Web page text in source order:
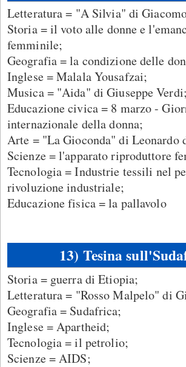
Letteratura = "A Silvia" di
Storia = il voto alle donne e
femminile;
Geografia = la condizione delle
Inglese = Malala Yousafzai;
Musica = "Aida" di Giuseppe Verdi;
Educazione civica = 8 marzo -
internazionale della donna;
Arte = "La Gioconda" di Leonardo
Scienze = l'apparato riproduttore
Tecnologia = Industrie tessili nel
rivoluzione industriale;
Educazione fisica = la pallavolo
13) Tesina
Storia = guerra di Etiopia;
Letteratura = "Rosso Malpelo" di
Geografia = Sudafrica;
Inglese = Apartheid;
Tecnologia = il petrolio;
Scienze = AIDS;